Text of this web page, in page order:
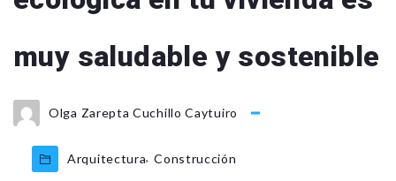
muy saludable y sostenible
Olga Zarepta Cuchillo Caytuiro
Arquitectura, Construcción